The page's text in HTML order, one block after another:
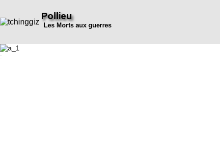
Pollieu
Les Morts aux guerres
: